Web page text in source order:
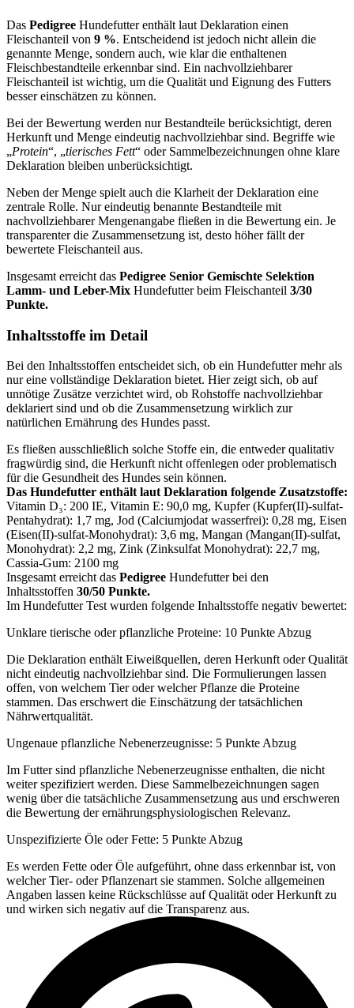
Das Pedigree Hundefutter enthält laut Deklaration einen
Fleischanteil von 9 %. Entscheidend ist jedoch nicht allein die
genannte Menge, sondern auch, wie klar die enthaltenen
Fleischbestandteile erkennbar sind. Ein nachvollziehbarer
Fleischanteil ist wichtig, um die Qualität und Eignung des Futters
besser einschätzen zu können.
Bei der Bewertung werden nur Bestandteile berücksichtigt, deren
Herkunft und Menge eindeutig nachvollziehbar sind. Begriffe wie
„Protein“, „tierisches Fett“ oder Sammelbezeichnungen ohne klare
Deklaration bleiben unberücksichtigt.
Neben der Menge spielt auch die Klarheit der Deklaration eine
zentrale Rolle. Nur eindeutig benannte Bestandteile mit
nachvollziehbarer Mengenangabe fließen in die Bewertung ein. Je
transparenter die Zusammensetzung ist, desto höher fällt der
bewertete Fleischanteil aus.
Insgesamt erreicht das Pedigree Senior Gemischte Selektion
Lamm- und Leber-Mix Hundefutter beim Fleischanteil 3/30
Punkte.
Inhaltsstoffe im Detail
Bei den Inhaltsstoffen entscheidet sich, ob ein Hundefutter mehr als
nur eine vollständige Deklaration bietet. Hier zeigt sich, ob auf
unnötige Zusätze verzichtet wird, ob Rohstoffe nachvollziehbar
deklariert sind und ob die Zusammensetzung wirklich zur
natürlichen Ernährung des Hundes passt.
Es fließen ausschließlich solche Stoffe ein, die entweder qualitativ
fragwürdig sind, die Herkunft nicht offenlegen oder problematisch
für die Gesundheit des Hundes sein können.
Das Hundefutter enthält laut Deklaration folgende Zusatzstoffe:
Vitamin D₃: 200 IE, Vitamin E: 90,0 mg, Kupfer (Kupfer(II)-sulfat-
Pentahydrat): 1,7 mg, Jod (Calciumjodat wasserfrei): 0,28 mg, Eisen
(Eisen(II)-sulfat-Monohydrat): 3,6 mg, Mangan (Mangan(II)-sulfat,
Monohydrat): 2,2 mg, Zink (Zinksulfat Monohydrat): 22,7 mg,
Cassia-Gum: 2100 mg
Insgesamt erreicht das Pedigree Hundefutter bei den
Inhaltsstoffen 30/50 Punkte.
Im Hundefutter Test wurden folgende Inhaltsstoffe negativ bewertet:
Unklare tierische oder pflanzliche Proteine: 10 Punkte Abzug
Die Deklaration enthält Eiweißquellen, deren Herkunft oder Qualität
nicht eindeutig nachvollziehbar sind. Die Formulierungen lassen
offen, von welchem Tier oder welcher Pflanze die Proteine
stammen. Das erschwert die Einschätzung der tatsächlichen
Nährwertqualität.
Ungenaue pflanzliche Nebenerzeugnisse: 5 Punkte Abzug
Im Futter sind pflanzliche Nebenerzeugnisse enthalten, die nicht
weiter spezifiziert werden. Diese Sammelbezeichnungen sagen
wenig über die tatsächliche Zusammensetzung aus und erschweren
die Bewertung der ernährungsphysiologischen Relevanz.
Unspezifizierte Öle oder Fette: 5 Punkte Abzug
Es werden Fette oder Öle aufgeführt, ohne dass erkennbar ist, von
welcher Tier- oder Pflanzenart sie stammen. Solche allgemeinen
Angaben lassen keine Rückschlüsse auf Qualität oder Herkunft zu
und wirken sich negativ auf die Transparenz aus.